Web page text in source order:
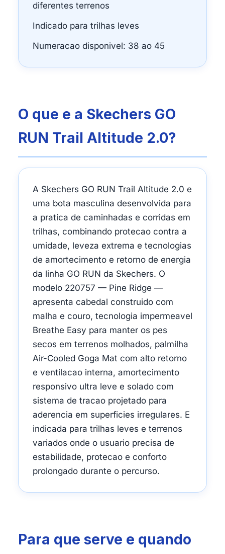
diferentes terrenos
Indicado para trilhas leves
Numeracao disponivel: 38 ao 45
O que e a Skechers GO
RUN Trail Altitude 2.0?
A Skechers GO RUN Trail Altitude 2.0 e
uma bota masculina desenvolvida para
a pratica de caminhadas e corridas em
trilhas, combinando protecao contra a
umidade, leveza extrema e tecnologias
de amortecimento e retorno de energia
da linha GO RUN da Skechers. O
modelo 220757 — Pine Ridge —
apresenta cabedal construido com
malha e couro, tecnologia impermeavel
Breathe Easy para manter os pes
secos em terrenos molhados, palmilha
Air-Cooled Goga Mat com alto retorno
e ventilacao interna, amortecimento
responsivo ultra leve e solado com
sistema de tracao projetado para
aderencia em superficies irregulares. E
indicada para trilhas leves e terrenos
variados onde o usuario precisa de
estabilidade, protecao e conforto
prolongado durante o percurso.
Para que serve e quando